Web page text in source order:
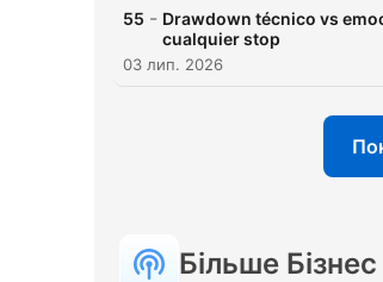
55 - Drawdown técnico vs
cualquier stop
03 лип. 2026
Більше